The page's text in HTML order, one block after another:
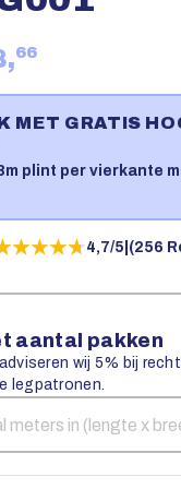
66
MET GRATIS
plint per vierkante
4,7/5 (256
aantal pakken
wij 5% bij
legpatronen.